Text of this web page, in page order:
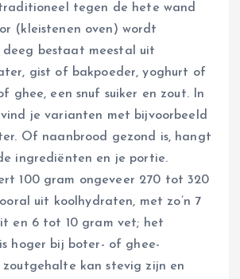
tegen de hete wand
(kleistenen oven) wordt
deeg bestaat meestal uit
gist of bakpoeder, yoghurt of
ghee, een snuf suiker en zout. In
je varianten met bijvoorbeeld
Of naanbrood gezond is, hangt
ingrediënten en je portie.
100 gram ongeveer 270 tot 320
uit koolhydraten, met zo’n 7
en 6 tot 10 gram vet; het
hoger bij boter- of ghee-
kan stevig zijn en